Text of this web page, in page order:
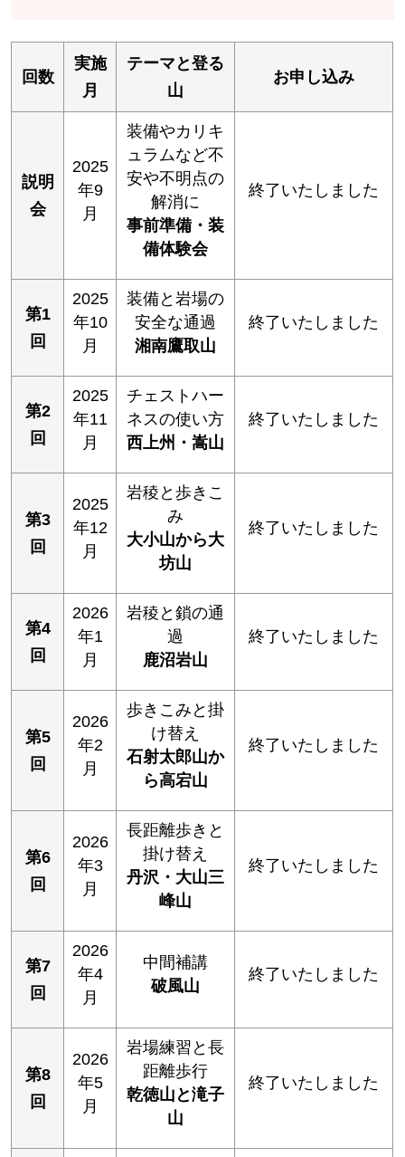
回数
実施
月
テーマと登る
山
お申し込み
説明
会
2025
年9
月
装備やカリキ
ュラムなど不
安や不明点の
解消に
事前準備・装
備体験会
終了いたしました
第1
回
2025
年10
月
装備と岩場の
安全な通過
湘南鷹取山
終了いたしました
第2
回
2025
年11
月
チェストハー
ネスの使い方
西上州・嵩山
終了いたしました
第3
回
2025
年12
月
岩稜と歩きこ
み
大小山から大
坊山
終了いたしました
第4
回
2026
年1
月
岩稜と鎖の通
過
鹿沼岩山
終了いたしました
第5
回
2026
年2
月
歩きこみと掛
け替え
石射太郎山か
ら高宕山
終了いたしました
第6
回
2026
年3
月
長距離歩きと
掛け替え
丹沢・大山三
峰山
終了いたしました
第7
回
2026
年4
月
中間補講
破風山
終了いたしました
第8
回
2026
年5
月
岩場練習と長
距離歩行
乾徳山と滝子
山
終了いたしました